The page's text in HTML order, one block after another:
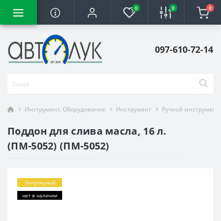
0 0 0
097-610-72-14
Инструмент, Оборудование Инструмент Ручной инструмент
Поддон для слива масла, 16 л.
(ПМ-5052) (ПМ-5052)
Популярный
нет в наличии